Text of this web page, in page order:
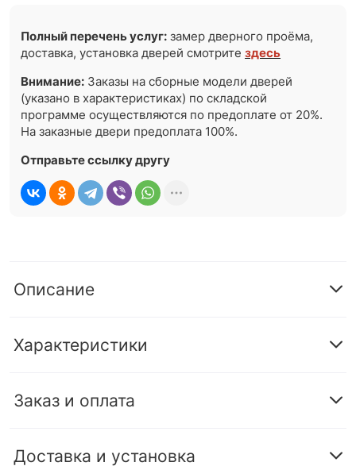
Полный перечень услуг: замер дверного проёма,
доставка, установка дверей смотритездесь
Внимание: Заказы на сборные модели дверей
(указано в характеристиках) по складской
программе осуществляются по предоплате от 20%.
На заказные двери предоплата 100%.
Отправьте ссылку другу
Описание
Характеристики
Заказ и оплата
Доставка и установка